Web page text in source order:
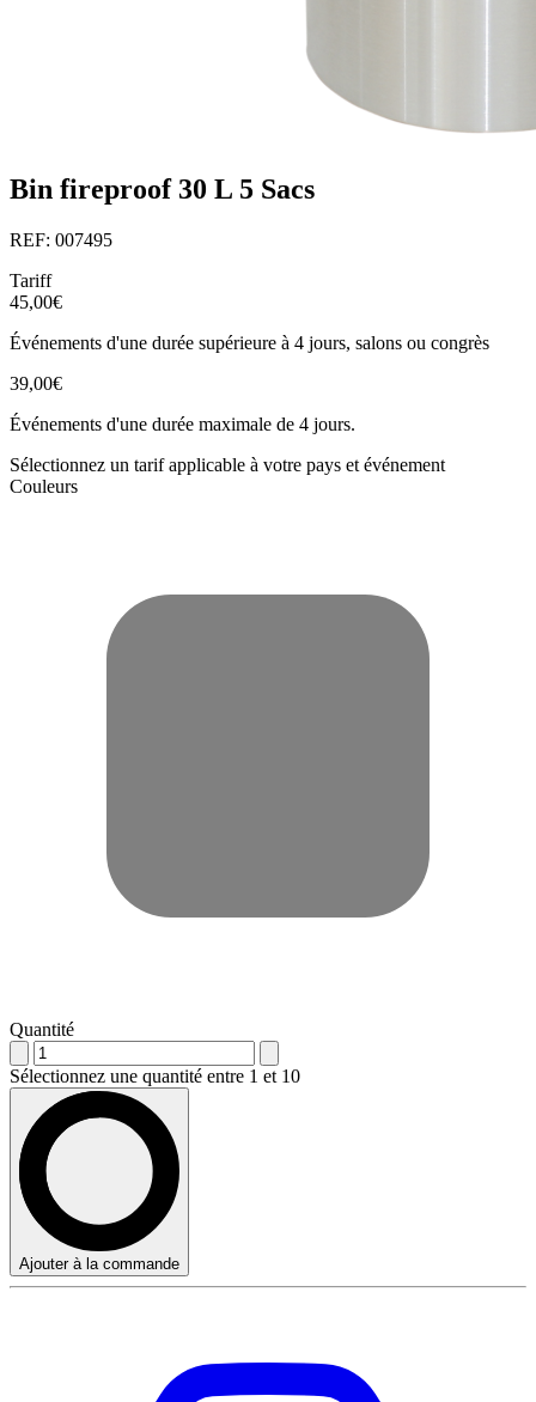
Bin fireproof 30 L 5 Sacs
REF: 007495
Tariff
45,00€
Événements d'une durée supérieure à 4 jours, salons ou congrès
39,00€
Événements d'une durée maximale de 4 jours.
Sélectionnez un tarif applicable à votre pays et événement
Couleurs
Quantité
Sélectionnez une quantité entre 1 et 10
Ajouter à la commande